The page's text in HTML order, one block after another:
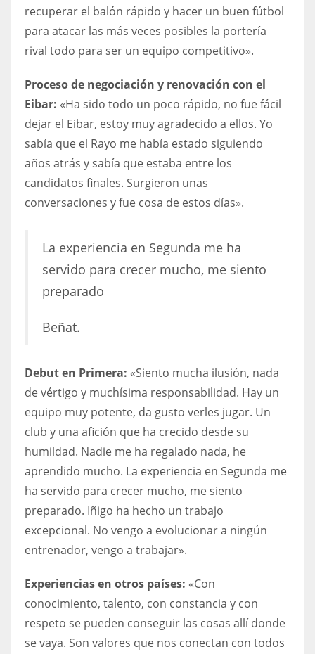
recuperar el balón rápido y hacer un buen fútbol
para atacar las más veces posibles la portería
rival todo para ser un equipo competitivo».
Proceso de negociación y renovación con el
Eibar: «Ha sido todo un poco rápido, no fue fácil
dejar el Eibar, estoy muy agradecido a ellos. Yo
sabía que el Rayo me había estado siguiendo
años atrás y sabía que estaba entre los
candidatos finales. Surgieron unas
conversaciones y fue cosa de estos días».
La experiencia en Segunda me ha
servido para crecer mucho, me siento
preparado
Beñat.
Debut en Primera: «Siento mucha ilusión, nada
de vértigo y muchísima responsabilidad. Hay un
equipo muy potente, da gusto verles jugar. Un
club y una afición que ha crecido desde su
humildad. Nadie me ha regalado nada, he
aprendido mucho. La experiencia en Segunda me
ha servido para crecer mucho, me siento
preparado. Iñigo ha hecho un trabajo
excepcional. No vengo a evolucionar a ningún
entrenador, vengo a trabajar».
Experiencias en otros países: «Con
conocimiento, talento, con constancia y con
respeto se pueden conseguir las cosas allí donde
se vaya. Son valores que nos conectan con todos